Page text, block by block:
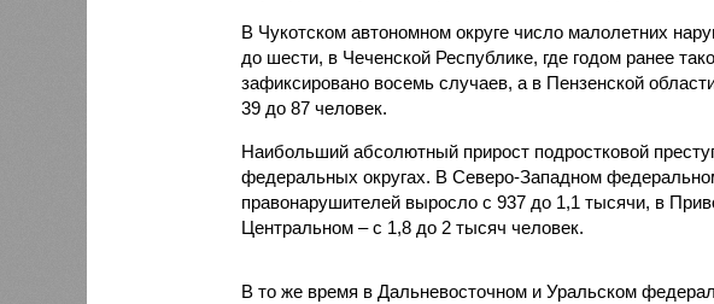
В Чукотском автономном округе число малолетних
до шести, в Чеченской Республике, где годом ранее
зафиксировано восемь случаев, а в Пензенской
39 до 87 человек.
Наибольший абсолютный прирост подростковой
федеральных округах. В Северо-Западном
правонарушителей выросло с 937 до 1,1 тысячи, в
Центральном – с 1,8 до 2 тысяч человек.
В то же время в Дальневосточном и Уральском